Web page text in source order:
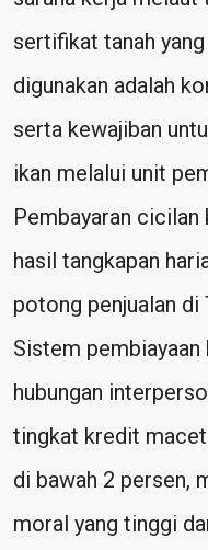
sertifikat tanah
digunakan adalah
serta kewajiban
ikan melalui unit
Pembayaran
hasil tangkapan
potong penjualan di
Sistem pembiayaan
hubungan
tingkat kredit
di bawah 2 persen,
moral yang tinggi